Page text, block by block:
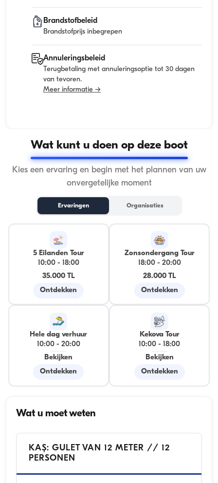
Brandstofbeleid
Brandstofprijs inbegrepen
Annuleringsbeleid
Terugbetaling met annuleringsoptie tot 30 dagen
van tevoren.
Meer informatie →
Wat kunt u doen op deze boot
Kies een ervaring en begin met het plannen van uw
onvergetelijke moment
Ervaringen Organisaties
5 Eilanden Tour
10:00-
18:00
35.000 TL
Ontdekken
Zonsondergang Tour
18:00- 20:00
28.000 TL
Ontdekken
Hele dag verhuur
10:00- 20:00
Bekijken
Ontdekken
Kekova Tour
10:00 -
18:00
Bekijken
Ontdekken
Wat u moet weten
KAŞ: GULET VAN 12 METER // 12
PERSONEN